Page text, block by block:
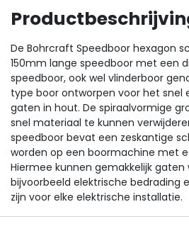
De Bohrcraft Speedboor hexagon
150mm lange speedboor met een
speedboor, ook wel vlinderboor
type boor ontworpen voor het snel
gaten in hout. De spiraalvormige
snel materiaal te kunnen
speedboor bevat een zeskantige
worden op een boormachine met
Hiermee kunnen gemakkelijk
bijvoorbeeld elektrische bedrading
zijn voor elke elektrische installatie.